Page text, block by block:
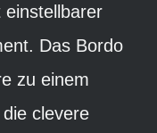
einstellbarer
Das Bordo
zu einem
clevere